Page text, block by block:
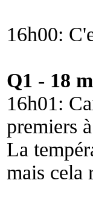
16h00:
Q1 - 18
16h01:
premiers
La
mais cela